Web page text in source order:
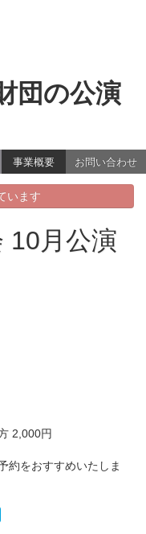
団の公演
事業概要 お問い合わせ
います
10月公演
2,000円
約をおすすめいたしま